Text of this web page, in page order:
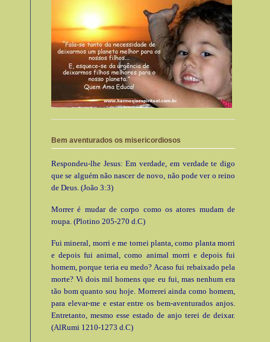
Bem aventurados os misericordiosos
Respondeu-lhe Jesus: Em verdade, em verdade te digo
que se alguém não nascer de novo, não pode ver o reino
de Deus. (João 3:3)
Morrer é mudar de corpo como os atores mudam de
roupa. (Plotino 205-270 d.C)
Fui mineral, morri e me tornei planta, como planta morri
e depois fui animal, como animal morri e depois fui
homem, porque teria eu medo? Acaso fui rebaixado pela
morte? Vi dois mil homens que eu fui, mas nenhum era
tão bom quanto sou hoje. Morrerei ainda como homem,
para elevar-me e estar entre os bem-aventurados anjos.
Entretanto, mesmo esse estado de anjo terei de deixar.
(AlRumi 1210-1273 d.C)